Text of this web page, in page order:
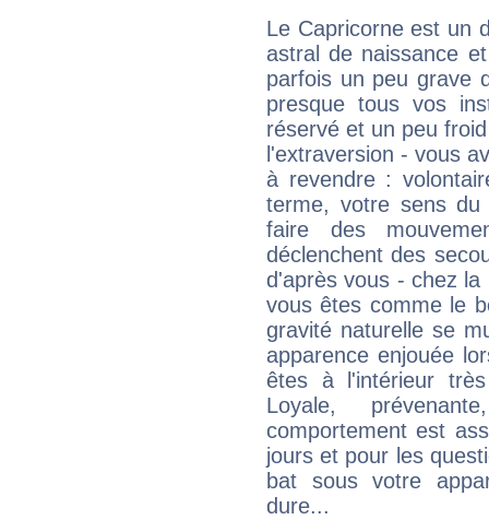
Le Capricorne est un
astral de naissance
parfois un peu grave
presque tous vos
réservé et un peu
l'extraversion - vous
à revendre :
terme, votre sens
faire des
déclenchent des
d'après vous - chez
vous êtes comme le
gravité naturelle se
apparence enjouée
êtes à l'intérieur
Loyale,
comportement est
jours et pour les
bat sous votre
dure...